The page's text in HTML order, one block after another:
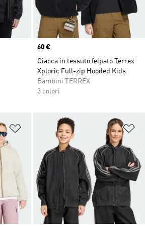
Price
60 €
Giacca in tessuto felpato Terrex
Xploric Full-zip Hooded Kids
Bambini TERREX
3 colori
Aggiungi alla lista dei desideri